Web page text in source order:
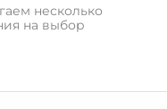
несколько
на выбор